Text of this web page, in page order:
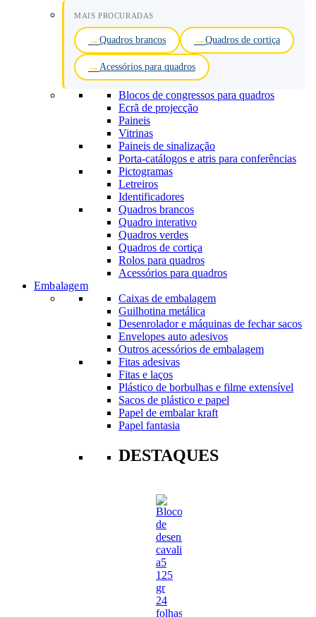
MAIS PROCURADAS
Quadros brancos Quadros de cortiça
Acessórios para quadros
Blocos de congressos para quadros
Ecrã de projecção
Paineis
Vitrinas
Paineis de sinalização
Porta-catálogos e atris para conferências
Pictogramas
Letreiros
Identificadores
Quadros brancos
Quadro interativo
Quadros verdes
Quadros de cortiça
Rolos para quadros
Acessórios para quadros
Embalagem
Caixas de embalagem
Guilhotina metálica
Desenrolador e máquinas de fechar sacos
Envelopes auto adesivos
Outros acessórios de embalagem
Fitas adesivas
Fitas e laços
Plástico de borbulhas e filme extensível
Sacos de plástico e papel
Papel de embalar kraft
Papel fantasia
DESTAQUES